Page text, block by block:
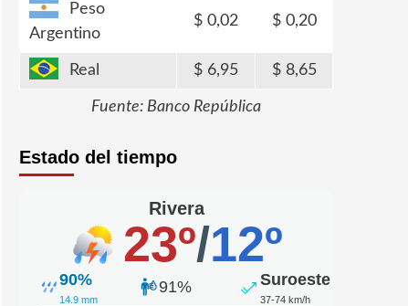
Peso
Argentino
0,02 0,20
Real 6,95 8,65
Fuente: Banco República
Estado del tiempo
Rivera
23º/12º
90%
14.9 mm
91% Suroeste
37-74 km/h